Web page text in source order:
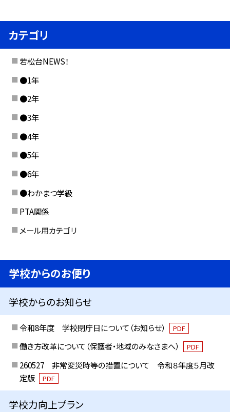
カテゴリ
若松台NEWS！
●1年
●2年
●3年
●4年
●5年
●6年
●わかまつ学級
PTA関係
メール用カテゴリ
学校からのお便り
学校からのお知らせ
令和8年度 学校閉庁日について（お知らせ） PDF
働き方改革について（保護者・地域のみなさまへ） PDF
260527 非常変災時等の措置について 令和８年度５月改
定版
PDF
学校力向上プラン